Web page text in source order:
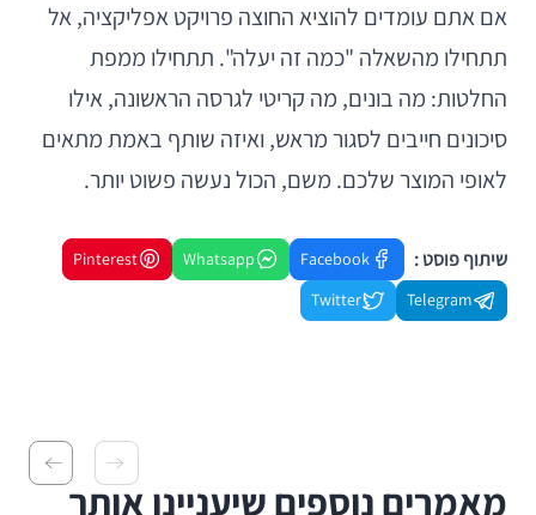
אם אתם עומדים להוציא החוצה פרויקט אפליקציה, אל
תתחילו מהשאלה "כמה זה יעלה". תתחילו ממפת
החלטות: מה בונים, מה קריטי לגרסה הראשונה, אילו
סיכונים חייבים לסגור מראש, ואיזה שותף באמת מתאים
לאופי המוצר שלכם. משם, הכול נעשה פשוט יותר.
שיתוף פוסט : Facebook
Whatsapp
Pinterest
Telegram
Twitter
מאמרים נוספים שיעניינו אותך